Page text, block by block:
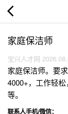
家庭保洁师
宝兴人才网
家庭保洁师。要
4000+，工作轻
等。
联系人手机/微信：